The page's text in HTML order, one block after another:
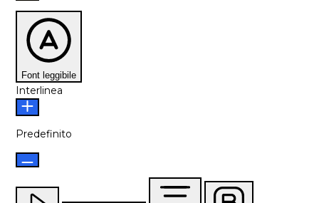
Font leggibile
Interlinea
Predefinito